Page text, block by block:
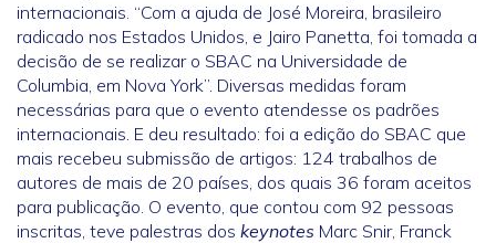
internacionais. “Com a ajuda de José Moreira, brasileiro
radicado nos Estados Unidos, e Jairo Panetta, foi tomada a
decisão de se realizar o SBAC na Universidade de
Columbia, em Nova York”. Diversas medidas foram
necessárias para que o evento atendesse os padrões
internacionais. E deu resultado: foi a edição do SBAC que
mais recebeu submissão de artigos: 124 trabalhos de
autores de mais de 20 países, dos quais 36 foram aceitos
para publicação. O evento, que contou com 92 pessoas
inscritas, teve palestras dos keynotes Marc Snir, Franck